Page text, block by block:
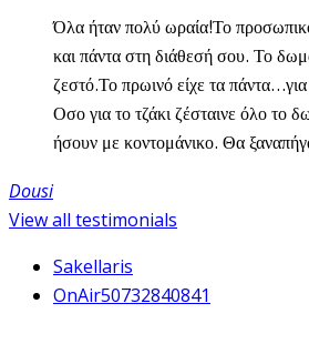
Όλα ήταν πολύ ωραία!Το
και πάντα στη διάθεσή σου. Το
ζεστό.Το πρωινό είχε τα
Οσο για το τζάκι ζέσταινε όλο το
ήσουν με κοντομάνικο. Θα
Dousi
View all testimonials
Sakellaris
OnAir50732840841